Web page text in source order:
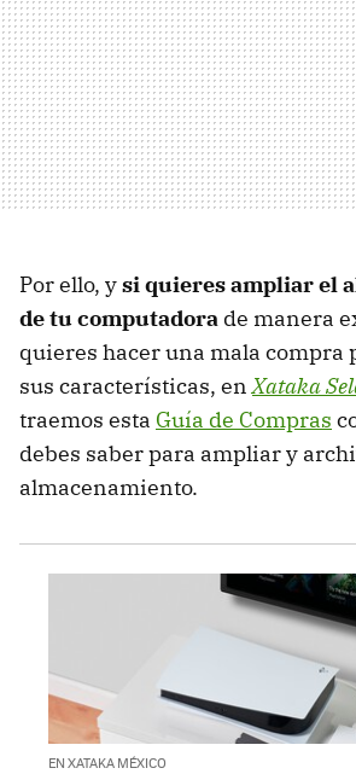
Por ello, ysi quieres ampliar el
de tu computadora de manera
quieres hacer una mala compra
sus características, enXataka
traemos esta Guía de Compras
debes saber para ampliar y
almacenamiento.
EN XATAKA MÉXICO